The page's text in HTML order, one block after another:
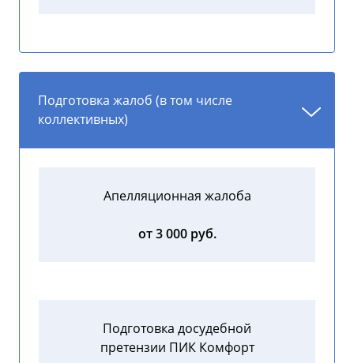
Подготовка жалоб (в том числе
коллективных)
Апелляционная жалоба
от 3 000 руб.
Подготовка досудебной
претензии ПИК Комфорт